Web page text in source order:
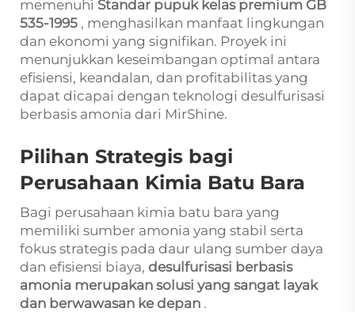
memenuhi Standar pupuk kelas premium GB
535-1995 , menghasilkan manfaat lingkungan
dan ekonomi yang signifikan. Proyek ini
menunjukkan keseimbangan optimal antara
efisiensi, keandalan, dan profitabilitas yang
dapat dicapai dengan teknologi desulfurisasi
berbasis amonia dari MirShine.
Pilihan Strategis bagi
Perusahaan Kimia Batu Bara
Bagi perusahaan kimia batu bara yang
memiliki sumber amonia yang stabil serta
fokus strategis pada daur ulang sumber daya
dan efisiensi biaya, desulfurisasi berbasis
amonia merupakan solusi yang sangat layak
dan berwawasan ke depan .